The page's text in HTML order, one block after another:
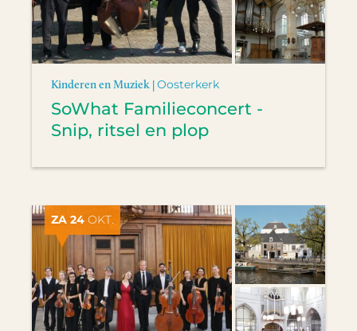
Kinderen en Muziek |Oosterkerk
SoWhat Familieconcert -
Snip, ritsel en plop
ZA 24 OKT.